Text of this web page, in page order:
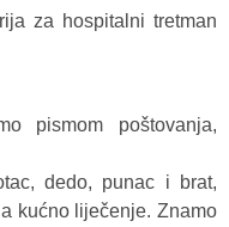
za hospitalni tretman
pismom poštovanja,
dedo, punac i brat,
kućno liječenje. Znamo